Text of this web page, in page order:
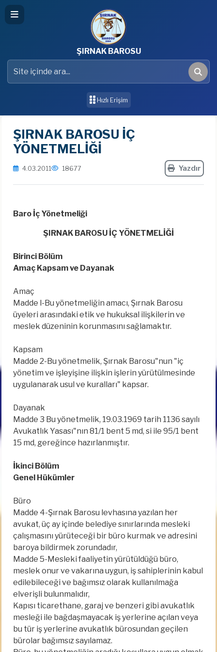
ŞIRNAK BAROSU
Site içinde ara
Ara
Hızlı Erişim
ŞIRNAK BAROSU İÇ
YÖNETMELİĞİ
4.03.2011 18677 Yazdır
Baro İç Yönetmeliği
ŞIRNAK BAROSU İÇ YÖNETMELİĞİ
Birinci Bölüm
Amaç Kapsam ve Dayanak
Amaç
Madde l-Bu yönetmeliğin amacı, Şırnak Barosu
üyeleri arasındaki etik ve hukuksal ilişkilerin ve
meslek düzeninin korunmasını sağlamaktır.
Kapsam
Madde 2-Bu yönetmelik, Şırnak Barosu"nun "iç
yönetim ve işleyişine ilişkin işlerin yürütülmesinde
uygulanarak usul ve kuralları" kapsar.
Dayanak
Madde 3 Bu yönetmelik, 19.03.1969 tarih 1136 sayılı
Avukatlık Yasası"nın 81/1 bent 5 md, si ile 95/1 bent
15 md, gereğince hazırlanmıştır.
İkinci Bölüm
Genel Hükümler
Büro
Madde 4-Şırnak Barosu levhasına yazılan her
avukat, üç ay içinde belediye sınırlarında mesleki
çalışmasını yürüteceği bir büro kurmak ve adresini
baroya bildirmek zorundadır,
Madde 5-Mesleki faaliyetin yürütüldüğü büro,
meslek onur ve vakarına uygun, iş sahiplerinin kabul
edilebileceği ve bağımsız olarak kullanılmağa
elverişli bulunmalıdır,
Kapısı ticarethane, garaj ve benzeri gibi avukatlık
mesleği ile bağdaşmayacak iş yerlerine açılan veya
bu tür iş yerlerine avukatlık bürosundan geçilen
bürolar bağımsız sayılamaz.